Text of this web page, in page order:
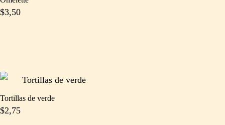
$3,50
Tortillas de verde
$2,75